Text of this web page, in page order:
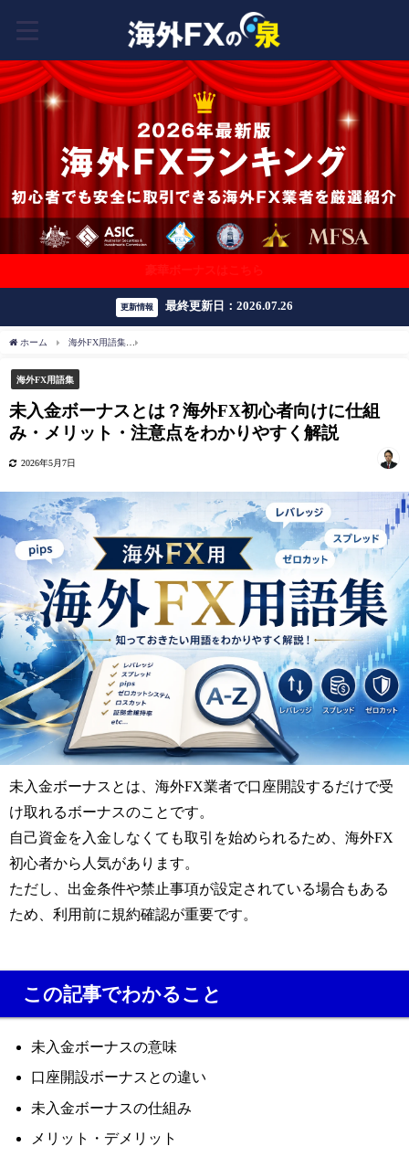
更新情報 最終更新日：2026.07.26
ホーム 海外FX用語集
海外FX用語集
未入金ボーナスとは？海外FX初心者向けに仕組
み・メリット・注意点をわかりやすく解説
2026年5月7日
未入金ボーナスとは、海外FX業者で口座開設するだけで受
け取れるボーナスのことです。
自己資金を入金しなくても取引を始められるため、海外FX
初心者から人気があります。
ただし、出金条件や禁止事項が設定されている場合もある
ため、利用前に規約確認が重要です。
この記事でわかること
未入金ボーナスの意味
口座開設ボーナスとの違い
未入金ボーナスの仕組み
メリット・デメリット